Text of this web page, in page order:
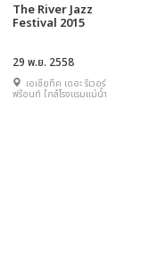
The River Jazz
Festival 2015
29 พ.ย. 2558
เอเชียทีค เดอะ ริเวอร์
ฟร้อนท์ ใกล้โรงแรมแม่น้ำ